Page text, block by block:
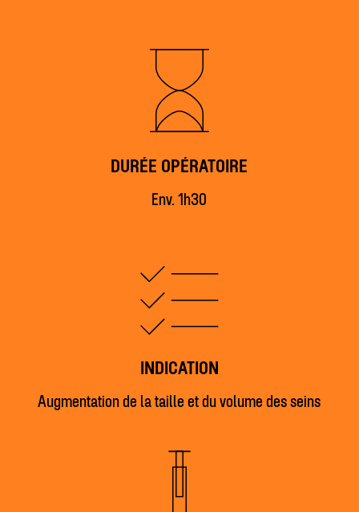
DURÉE OPÉRATOIRE
Env. 1h30
INDICATION
Augmentation de la taille et du volume des seins